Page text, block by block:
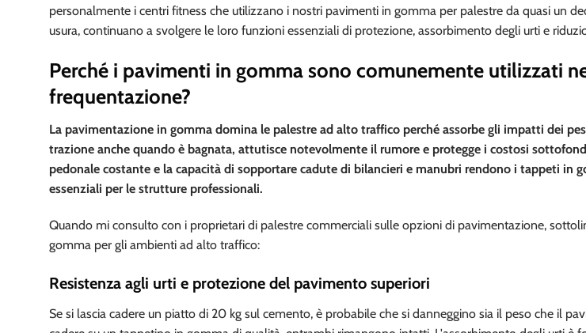
personalmente i centri fitness che utilizzano i nostri pavimenti in gomma per palestre da quasi un
usura, continuano a svolgere le loro funzioni essenziali di protezione, assorbimento degli urti e
Perché i pavimenti in gomma sono comunemente utilizzati
frequentazione?
La pavimentazione in gomma domina le palestre ad alto traffico perché assorbe gli impatti dei
trazione anche quando è bagnata, attutisce notevolmente il rumore e protegge i costosi
pedonale costante e la capacità di sopportare cadute di bilancieri e manubri rendono i tappeti in
essenziali per le strutture professionali.
Quando mi consulto con i proprietari di palestre commerciali sulle opzioni di pavimentazione,
gomma per gli ambienti ad alto traffico:
Resistenza agli urti e protezione del pavimento superiori
Se si lascia cadere un piatto di 20 kg sul cemento, è probabile che si danneggino sia il peso che il